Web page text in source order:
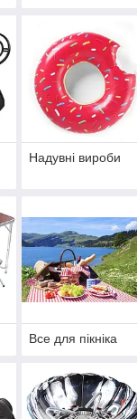
Надувні вироби
Все для пікніка